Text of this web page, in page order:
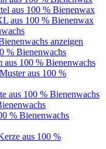
aus 100 % Bienenwax
aus 100 % Bienenwax
anzeigen
% Bienenwachs
100 % Bienenwachs
aus 100 %
aus 100 % Bienenwachs
% Bienenwachs
aus 100 %